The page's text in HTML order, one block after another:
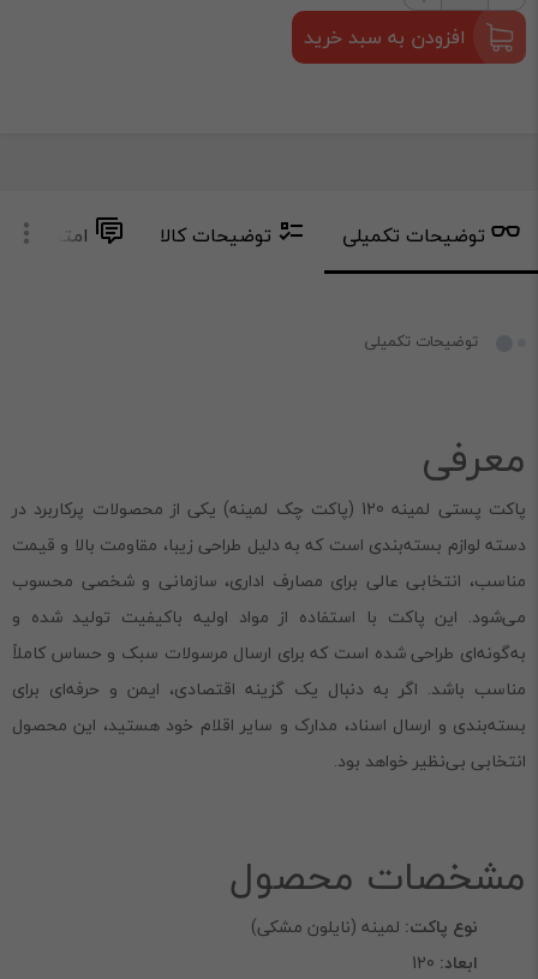
افزودن به سبد خرید
توضیحات تکمیلی توضیحات کالا امتیاز و
توضیحات تکمیلی
معرفی
پاکت پستی لمینه 120 (پاکت چک لمینه) یکی از محصولات پرکاربرد در
دسته لوازم بسته‌بندی است که به دلیل طراحی زیبا، مقاومت بالا و قیمت
مناسب، انتخابی عالی برای مصارف اداری، سازمانی و شخصی محسوب
می‌شود. این پاکت با استفاده از مواد اولیه باکیفیت تولید شده و
به‌گونه‌ای طراحی شده است که برای ارسال مرسولات سبک و حساس کاملاً
مناسب باشد. اگر به دنبال یک گزینه اقتصادی، ایمن و حرفه‌ای برای
بسته‌بندی و ارسال اسناد، مدارک و سایر اقلام خود هستید، این محصول
انتخابی بی‌نظیر خواهد بود.
مشخصات محصول
نوع پاکت: لمینه (نایلون مشکی)
ابعاد: